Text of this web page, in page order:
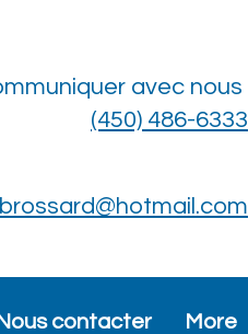
avec nous
(450) 486-6333
Nous contacter More